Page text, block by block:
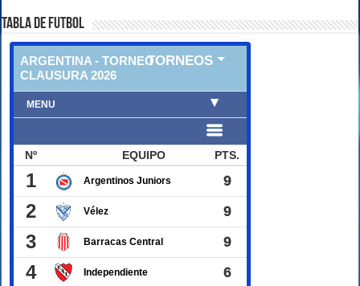
TABLA DE FUTBOL